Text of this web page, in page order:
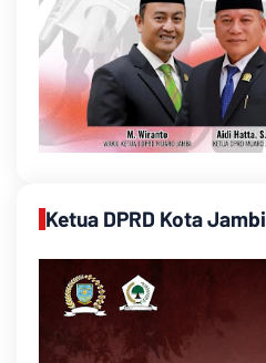
Ketua DPRD Kota Jambi